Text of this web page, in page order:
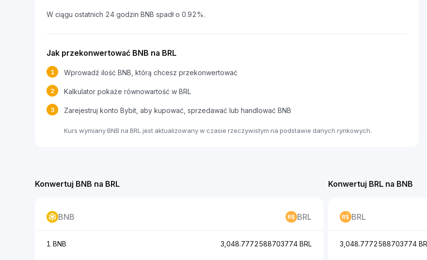
W ciągu ostatnich 24 godzin BNB spadł o 0.92%.
Jak przekonwertować BNB na BRL
1 Wprowadź ilość BNB, którą chcesz przekonwertować
2 Kalkulator pokaże równowartość w BRL
3 Zarejestruj konto Bybit, aby kupować, sprzedawać lub handlować BNB
Kurs wymiany BNB na BRL jest aktualizowany w czasie rzeczywistym na podstawie danych rynkowych.
Konwertuj BNB na BRL
BNB BRL
1 BNB 3,048.7772588703774 BRL
Konwertuj BRL na BNB
BRL
3,048.7772588703774